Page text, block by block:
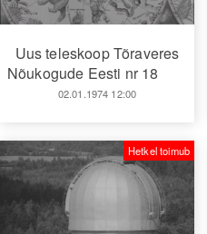
Uus teleskoop Tõraveres
Nõukogude Eesti nr 18
02.01.1974 12:00
Hetkel toimub